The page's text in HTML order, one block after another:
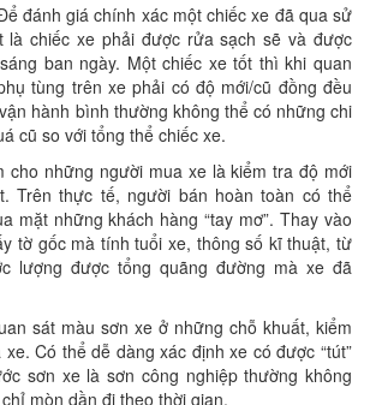
đánh giá chính xác một chiếc xe đã qua sử
là chiếc xe phải được rửa sạch sẽ và được
ban ngày. Một chiếc xe tốt thì khi quan
tùng trên xe phải có độ mới/cũ đồng đều
hành bình thường không thể có những chi
cũ so với tổng thể chiếc xe.
cho những người mua xe là kiểm tra độ mới
Trên thực tế, người bán hoàn toàn có thể
mặt những khách hàng “tay mơ”. Thay vào
tờ gốc mà tính tuổi xe, thông số kĩ thuật, từ
lượng được tổng quãng đường mà xe đã
sát màu sơn xe ở những chỗ khuất, kiểm
Có thể dễ dàng xác định xe có được “tút”
sơn xe là sơn công nghiệp thường không
mòn dần đi theo thời gian.